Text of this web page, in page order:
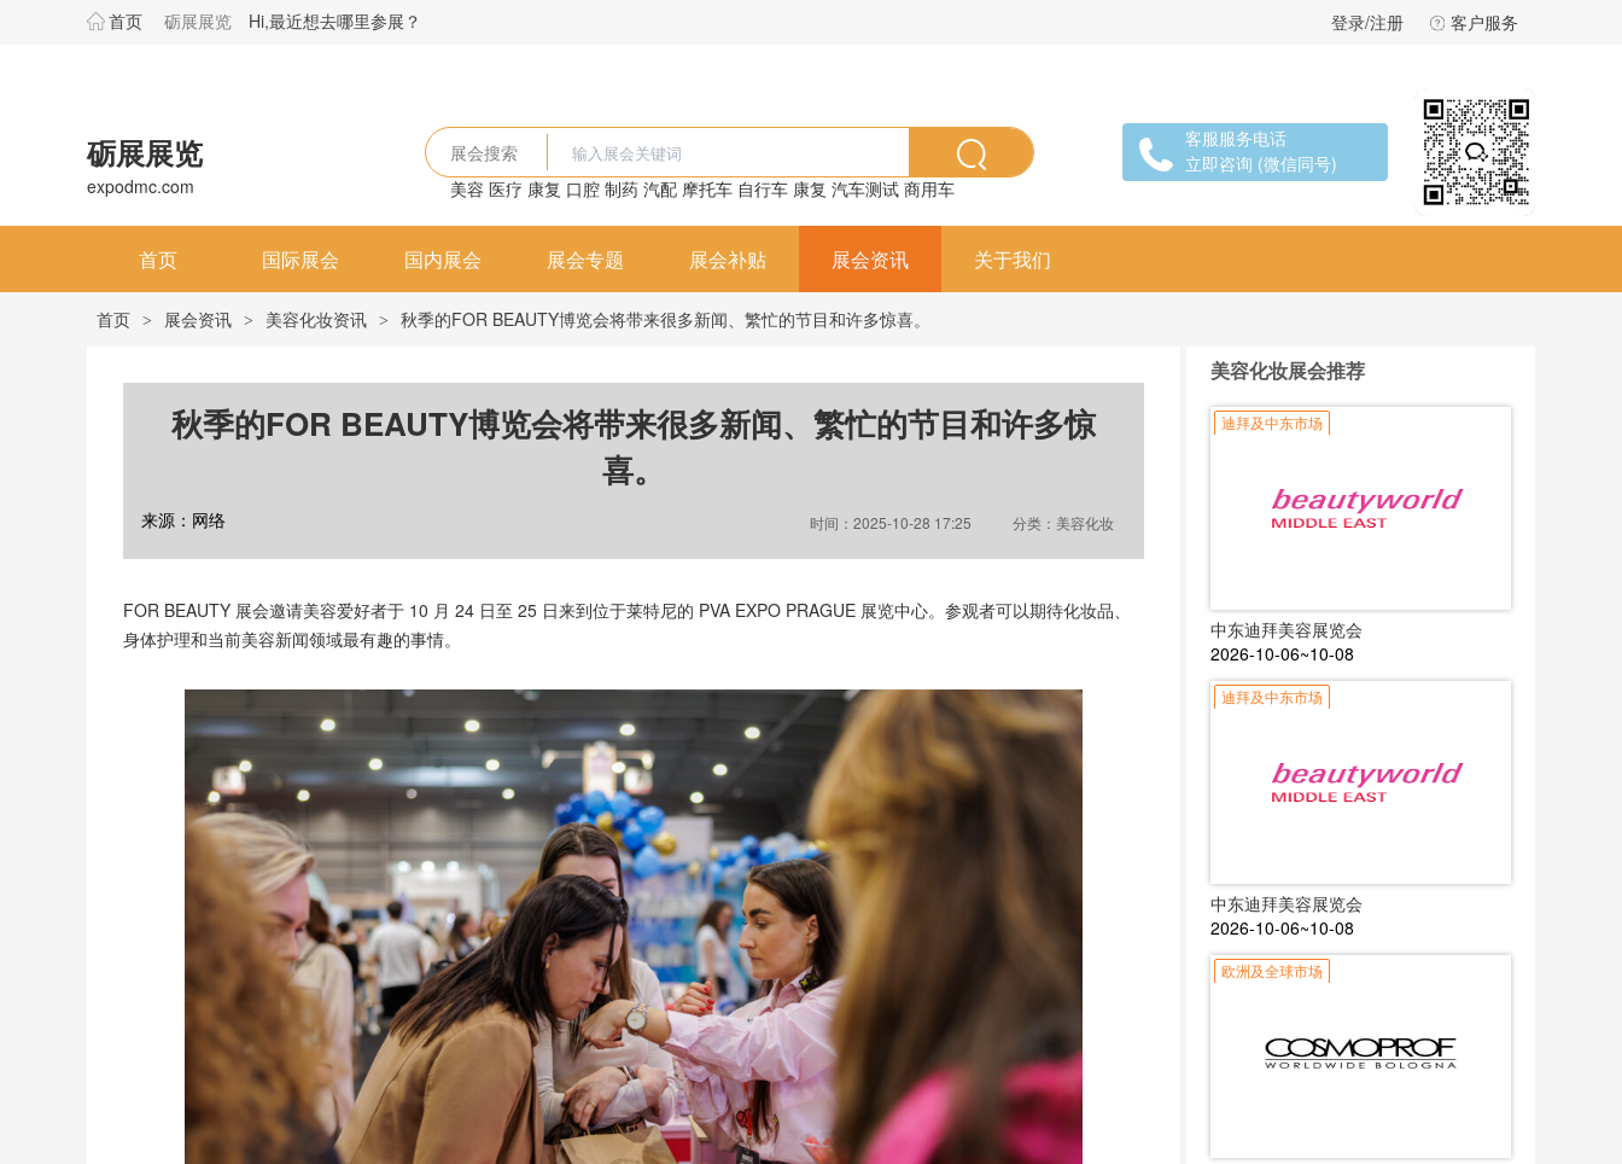
首页 砺展展览 Hi,最近想去哪里参展？ 登录/注册 客户服务
砺展展览
expodmc.com
展会搜索
美容 医疗 康复 口腔 制药 汽配 摩托车 自行车 康复 汽车测试 商用车
客服服务电话
立即咨询 (微信同号)
首页 国际展会 国内展会 展会专题 展会补贴 展会资讯 关于我们
首页 > 展会资讯 > 美容化妆资讯 > 秋季的FOR BEAUTY博览会将带来很多新闻、繁忙的节目和许多惊喜。
秋季的FOR BEAUTY博览会将带来很多新闻、繁忙的节目和许多惊
喜。
来源：网络 时间：2025-10-28 17:25 分类：美容化妆
FOR BEAUTY 展会邀请美容爱好者于 10 月 24 日至 25 日来到位于莱特尼的 PVA EXPO PRAGUE 展览中心。参观者可以期待化妆品、
身体护理和当前美容新闻领域最有趣的事情。
美容化妆展会推荐
迪拜及中东市场
中东迪拜美容展览会
2026-10-06~10-08
迪拜及中东市场
中东迪拜美容展览会
2026-10-06~10-08
欧洲及全球市场